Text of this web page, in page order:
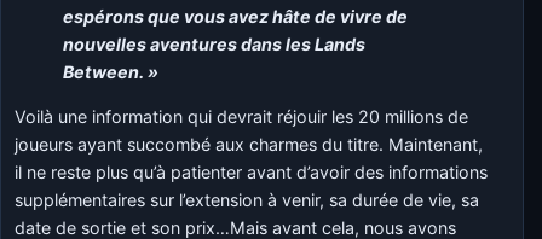
espérons que vous avez hâte de vivre de
nouvelles aventures dans les Lands
Between. »
Voilà une information qui devrait réjouir les 20 millions de
joueurs ayant succombé aux charmes du titre. Maintenant,
il ne reste plus qu’à patienter avant d’avoir des informations
supplémentaires sur l’extension à venir, sa durée de vie, sa
date de sortie et son prix…Mais avant cela, nous avons